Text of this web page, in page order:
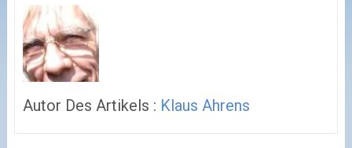
Autor Des Artikels : Klaus Ahrens